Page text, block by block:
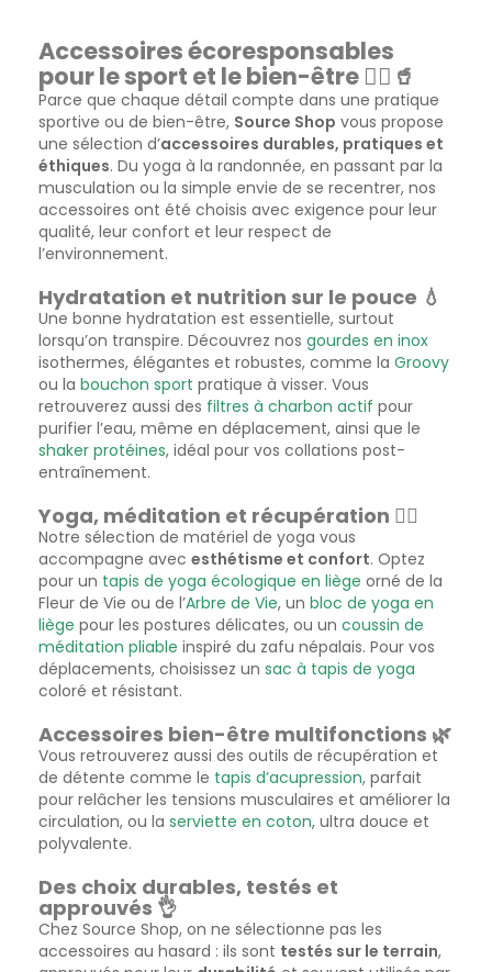
Accessoires écoresponsables
pour le sport et le bien-être 🧘‍♂️🥤
Parce que chaque détail compte dans une pratique
sportive ou de bien-être, Source Shop vous propose
une sélection d’accessoires durables, pratiques et
éthiques. Du yoga à la randonnée, en passant par la
musculation ou la simple envie de se recentrer, nos
accessoires ont été choisis avec exigence pour leur
qualité, leur confort et leur respect de
l’environnement.
Hydratation et nutrition sur le pouce 💧
Une bonne hydratation est essentielle, surtout
lorsqu’on transpire. Découvrez nos gourdes en inox
isothermes, élégantes et robustes, comme la Groovy
ou la bouchon sport pratique à visser. Vous
retrouverez aussi des filtres à charbon actif pour
purifier l’eau, même en déplacement, ainsi que le
shaker protéines, idéal pour vos collations post-
entraînement.
Yoga, méditation et récupération 🧘‍♀️
Notre sélection de matériel de yoga vous
accompagne avec esthétisme et confort. Optez
pour un tapis de yoga écologique en liège orné de la
Fleur de Vie ou de l’Arbre de Vie, un bloc de yoga en
liège pour les postures délicates, ou un coussin de
méditation pliable inspiré du zafu népalais. Pour vos
déplacements, choisissez un sac à tapis de yoga
coloré et résistant.
Accessoires bien-être multifonctions 🌿
Vous retrouverez aussi des outils de récupération et
de détente comme le tapis d’acupression, parfait
pour relâcher les tensions musculaires et améliorer la
circulation, ou la serviette en coton, ultra douce et
polyvalente.
Des choix durables, testés et
approuvés 👌
Chez Source Shop, on ne sélectionne pas les
accessoires au hasard : ils sont testés sur le terrain,